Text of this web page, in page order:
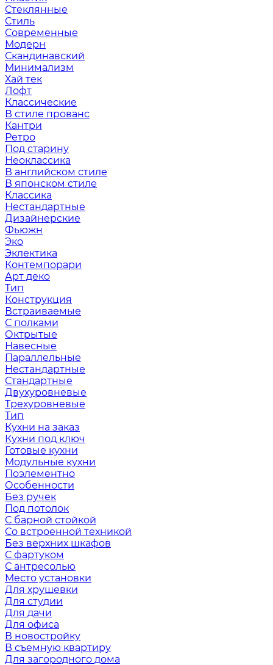
Стеклянные
Стиль
Современные
Модерн
Скандинавский
Минимализм
Хай тек
Лофт
Классические
В стиле прованс
Кантри
Ретро
Под старину
Неоклассика
В английском стиле
В японском стиле
Классика
Нестандартные
Дизайнерские
Фьюжн
Эко
Эклектика
Контемпорари
Арт деко
Тип
Конструкция
Встраиваемые
С полками
Октрытые
Навесные
Параллельные
Нестандартные
Стандартные
Двухуровневые
Трехуровневые
Тип
Кухни на заказ
Кухни под ключ
Готовые кухни
Модульные кухни
Поэлементно
Особенности
Без ручек
Под потолок
С барной стойкой
Со встроенной техникой
Без верхних шкафов
С фартуком
С антресолью
Место установки
Для хрущевки
Для студии
Для дачи
Для офиса
В новостройку
В съемную квартиру
Для загородного дома